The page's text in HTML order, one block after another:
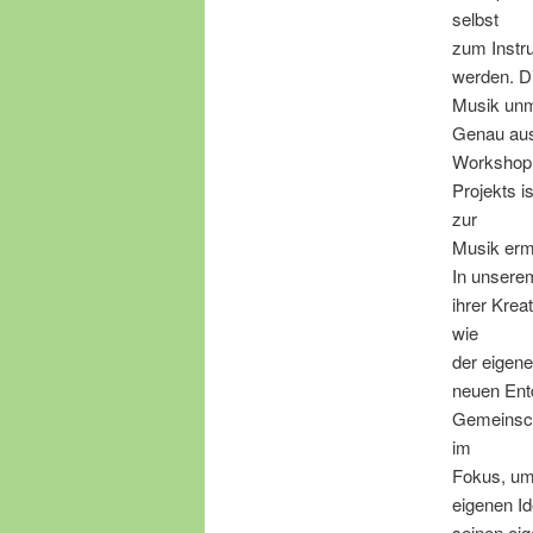
selbst
zum
werden.
Musik
Genau
Projekts
zur
Musik
In
ihrer
wie
der
neuen
im
Fokus,
eigenen